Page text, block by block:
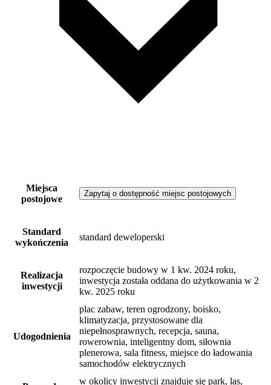
Miejsca
postojowe
Zapytaj o dostępność miejsc postojowych
Standard
wykończenia
standard deweloperski
Realizacja
inwestycji
rozpoczęcie budowy w 1 kw. 2024 roku,
inwestycja została oddana do użytkowania w 2
kw. 2025 roku
Udogodnienia
plac zabaw, teren ogrodzony, boisko,
klimatyzacja, przystosowane dla
niepełnosprawnych, recepcja, sauna,
rowerownia, inteligentny dom, siłownia
plenerowa, sala fitness, miejsce do ładowania
samochodów elektrycznych
w okolicy inwestycji znajduje się park, las,